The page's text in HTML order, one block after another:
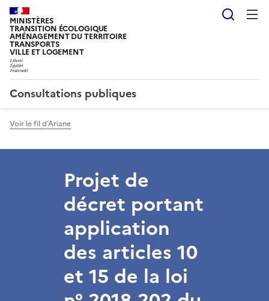
MINISTÈRES
TRANSITION ÉCOLOGIQUE
AMÉNAGEMENT DU TERRITOIRE
TRANSPORTS
VILLE ET LOGEMENT
Consultations publiques
Voir le fil d'Ariane
Projet de
décret portant
application
des articles 10
et 15 de la loi